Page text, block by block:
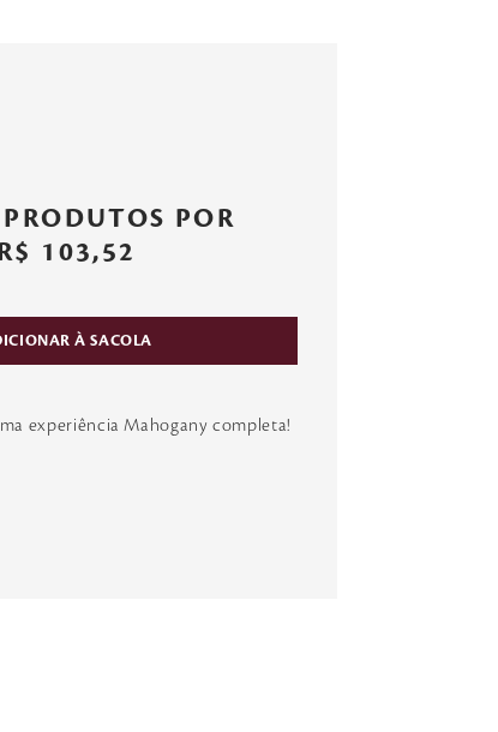
POR
103,52
À SACOLA
experiência Mahogany completa!